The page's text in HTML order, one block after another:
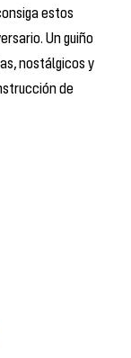
estos
Un guiño
nostálgicos y
de